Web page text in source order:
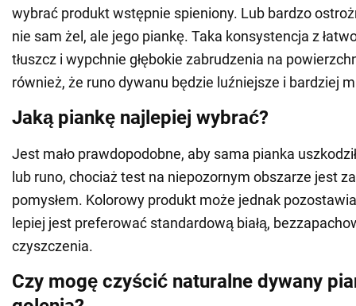
wybrać produkt wstępnie spieniony. Lub bardzo
nie sam żel, ale jego piankę. Taka konsystencja z
tłuszcz i wypchnie głębokie zabrudzenia na
również, że runo dywanu będzie luźniejsze i bardziej
Jaką piankę najlepiej wybrać?
Jest mało prawdopodobne, aby sama pianka
lub runo, chociaż test na niepozornym obszarze jest
pomysłem. Kolorowy produkt może jednak
lepiej jest preferować standardową białą,
czyszczenia.
Czy mogę czyścić naturalne dywany